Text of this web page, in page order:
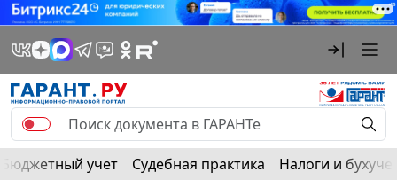
Бюджетный учет Судебная практика Налоги и